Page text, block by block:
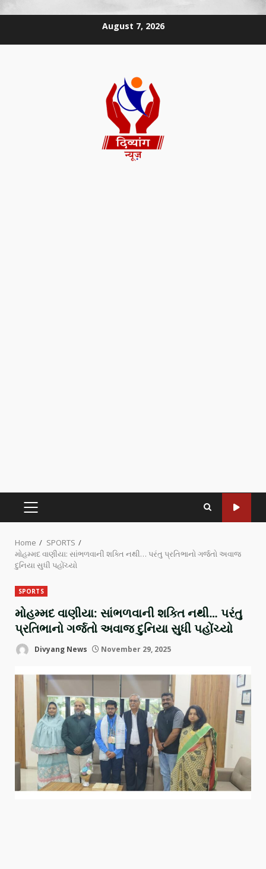
August 7, 2026
Home
SPORTS
મોહમ્મદ વાણીયા: સાંભળવાની શક્તિ નથી… પરંતુ પ્રતિભાનો ગર્જતો અવાજ
દુનિયા સુધી પહોંચ્યો
SPORTS
મોહમ્મદ વાણીયા: સાંભળવાની શક્તિ નથી… પરંતુ
પ્રતિભાનો ગર્જતો અવાજ દુનિયા સુધી પહોંચ્યો
Divyang News November 29, 2025